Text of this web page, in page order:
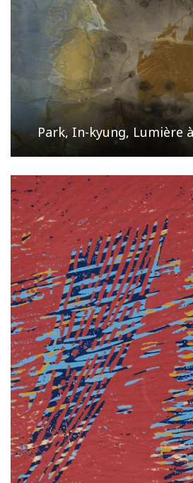
Park, In-kyung, Lumière